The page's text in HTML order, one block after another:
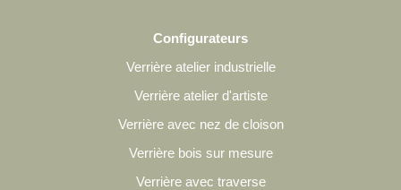
Configurateurs
Verrière atelier industrielle
Verrière atelier d'artiste
Verrière avec nez de cloison
Verrière bois sur mesure
Verrière avec traverse